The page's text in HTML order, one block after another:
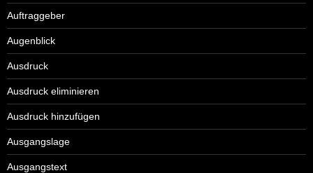
Auftraggeber
Augenblick
Ausdruck
Ausdruck eliminieren
Ausdruck hinzufügen
Ausgangslage
Ausgangstext